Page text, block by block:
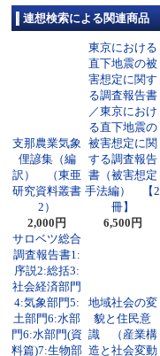
連想検索による関連商品
支那農業気象
俚諺集（編
訳） （東亜
研究資料叢書
2）
2,000円
東京における
直下地震の被
害想定に関す
る調査報告書
／東京におけ
る直下地震の
被害想定に関
する調査報告
書（被害想定
手法編） 【2
冊】
6,500円
サロベツ総合
調査報告書1:
序説2:総括3:
社会経済部門
4:気象部門5:
土部門6:水部
門6:水部門(資
料篇)7:生物部
地域社会の変
貌と住民意
識 （産業構
造と社会変動